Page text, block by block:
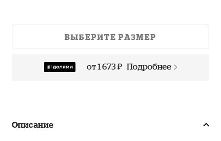
ВЫБЕРИТЕ РАЗМЕР
от 1 673 ₽ Подробнее
Описание